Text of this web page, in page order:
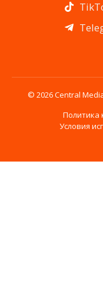
© 2026 Central
Политика
Условия